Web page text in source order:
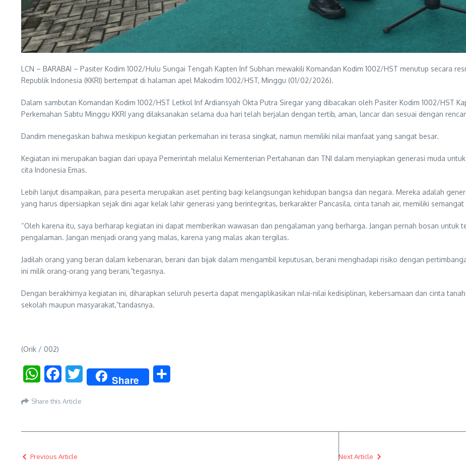
LCN – BARABAI – Pasiter Kodim 1002/Hulu Sungai Tengah Kapten Inf Subhan mewakili Komandan Kodim 1002/HST menutup secara
Republik Indonesia (KKRI) bertempat di halaman apel Makodim 1002/HST, Minggu (01/02/2026).
Dalam sambutan Komandan Kodim 1002/HST Letkol Inf Ardiansyah Okta Putra Siregar yang dibacakan oleh Pasiter Kodim 1002/HST
Perkemahan Sabtu Minggu KKRI yang dilaksanakan selama dua hari telah berjalan dengan tertib, aman, lancar dan sesuai dengan
Dandim menegaskan bahwa meskipun kegiatan perkemahan ini terasa singkat, namun memiliki nilai manfaat yang sangat besar.
Kegiatan ini merupakan bagian dari upaya Pemerintah melalui Kementerian Pertahanan dan TNI dalam menyiapkan generasi muda
cita Indonesia Emas.
Lebih lanjut disampaikan, para peserta merupakan aset penting bagi kelangsungan kehidupan bangsa dan negara. Mereka adalah
yang harus dipersiapkan sejak dini agar kelak lahir generasi yang berintegritas, berkarakter Pancasila, cinta tanah air, memiliki
“Oleh karena itu, saya berharap kegiatan ini dapat memberikan wawasan dan pengalaman yang berharga. Jangan pernah bosan untuk
pengalaman. Jangan menjadi orang yang malas, karena yang malas akan tergilas.
Jadilah orang yang beran dalam kebenaran, berani dan bijak dalam mengambil keputusan, berani menghadapi risiko dengan
ini milik orang-orang yang berani,”tegasnya.
Dengan berakhirnya kegiatan ini, diharapkan seluruh peserta dapat mengaplikasikan nilai-nilai kedisiplinan, kebersamaan dan cinta
sekolah maupun masyarakat,”tandasnya.
(Orik / 002)
WhatsAppFacebookTwitter Share
Share this Article
Previous Article Next Article